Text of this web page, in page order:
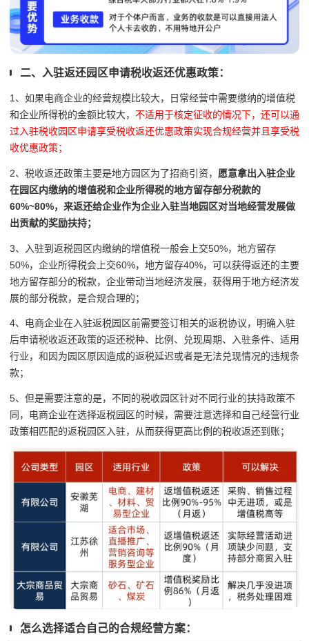
二、入驻返还园区申请税收返还优惠政策：
1、如果电商企业的经营规模比较大，日常经营中需要缴纳的增值税
和企业所得税的金额比较大， 不适用于核定征收的情况下，还可以通
过入驻税收园区申请享受税收返还优惠政策实现合规经营并且享受税
收优惠政策；
2、税收返还政策主要是地方园区为了招商引资， 愿意拿出入驻企业
在园区内缴纳的增值税和企业所得税的地方留存部分税款的
60%~80%，来返还给企业作为企业入驻当地园区对当地经营发展做
出贡献的奖励扶持；
3、入驻到返税园区内缴纳的增值税一般会上交50%，地方留存
50%，企业所得税会上交60%，地方留存40%，可以获得返还的主要
地方留存部分的税款，企业带动当地经济发展，获得用于地方经济发
展的部分税款，是合规合理的；
4、电商企业在入驻返税园区前需要签订相关的返税协议，明确入驻
后申请税收返还政策的返还税种、比例、兑现周期、入驻条件、适用
行业，和因为园区原因造成的返税延迟或者是无法兑现情况的违规条
款；
5、但是需要注意的是，不同的税收园区针对不同行业的扶持政策不
同，电商企业在选择返税园区的时候，需要注意选择和自己经营行业
政策相匹配的返税园区入驻，从而获得更高比例的税收返还到账；
怎么选择适合自己的合规经营方案：